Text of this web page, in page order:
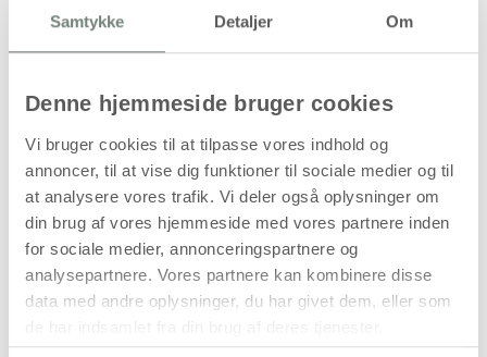
Samtykke Detaljer Om
Denne hjemmeside bruger cookies
Vi bruger cookies til at tilpasse vores indhold og
annoncer, til at vise dig funktioner til sociale medier og til
at analysere vores trafik. Vi deler også oplysninger om
din brug af vores hjemmeside med vores partnere inden
for sociale medier, annonceringspartnere og
analysepartnere. Vores partnere kan kombinere disse
data med andre oplysninger, du har givet dem, eller som
Bestillingsvare